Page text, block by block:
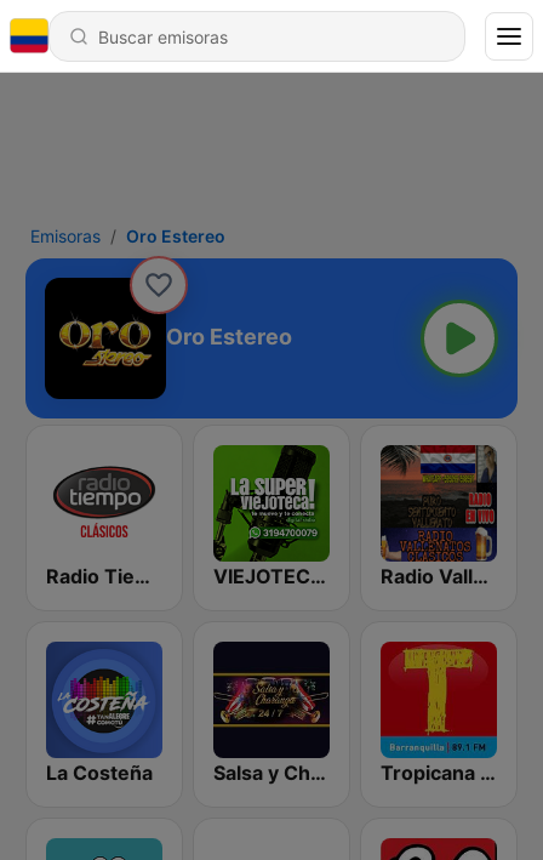
Emisoras Oro Estereo
Oro Estereo
Radio Tiempo Clásica VIEJOTECA "para Beber y Gozar" Radio Vallenatos Clásicos
La Costeña Salsa y Charanga 24/7 Tropicana Barranquilla